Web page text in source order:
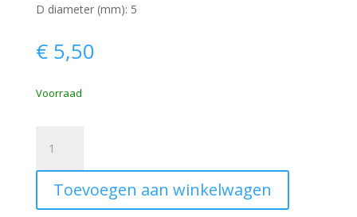
D diameter (mm): 5
€5,50
Dekbeugel
HR
RVS
5
Toevoegen aan winkelwagen